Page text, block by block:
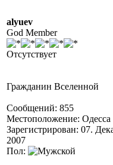
alyuev
God Member
Отсутствует
Гражданин Вселенной
Сообщений: 855
Местоположение: Одесса
Зарегистрирован: 07.
2007
Пол: